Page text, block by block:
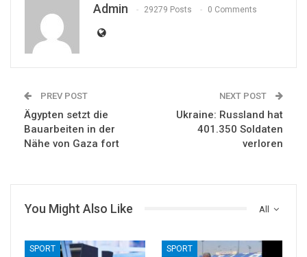
Admin 29279 Posts 0 Comments
PREV POST
Ägypten setzt die
Bauarbeiten in der
Nähe von Gaza fort
NEXT POST
Ukraine: Russland hat
401.350 Soldaten
verloren
All
You Might Also Like
SPORT SPORT